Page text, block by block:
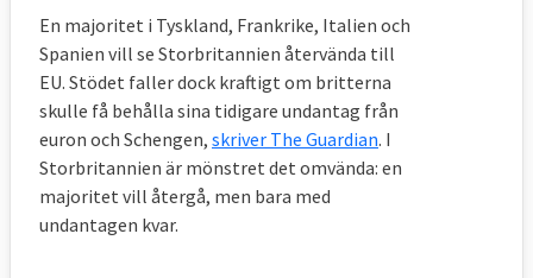
Nordirland skulle dock ligga närmare EU:s
regelverk och ska behålla många lagar och
standarder som gäller för EU:s inre marknad
för bland annat livsmedel och varor i syfte
att undvika en hård gräns med republiken
Irland. Det innebär att brittiska produkter
som inte tillverkats enligt EU-regler måste
kontrolleras någonstans – antingen direkt i
En majoritet i Tyskland, Frankrike, Italien och
Spanien vill se Storbritannien återvända till
EU. Stödet faller dock kraftigt om britterna
skulle få behålla sina tidigare undantag från
euron och Schengen, skriver The Guardian. I
Storbritannien är mönstret det omvända: en
majoritet vill återgå, men bara med
undantagen kvar.